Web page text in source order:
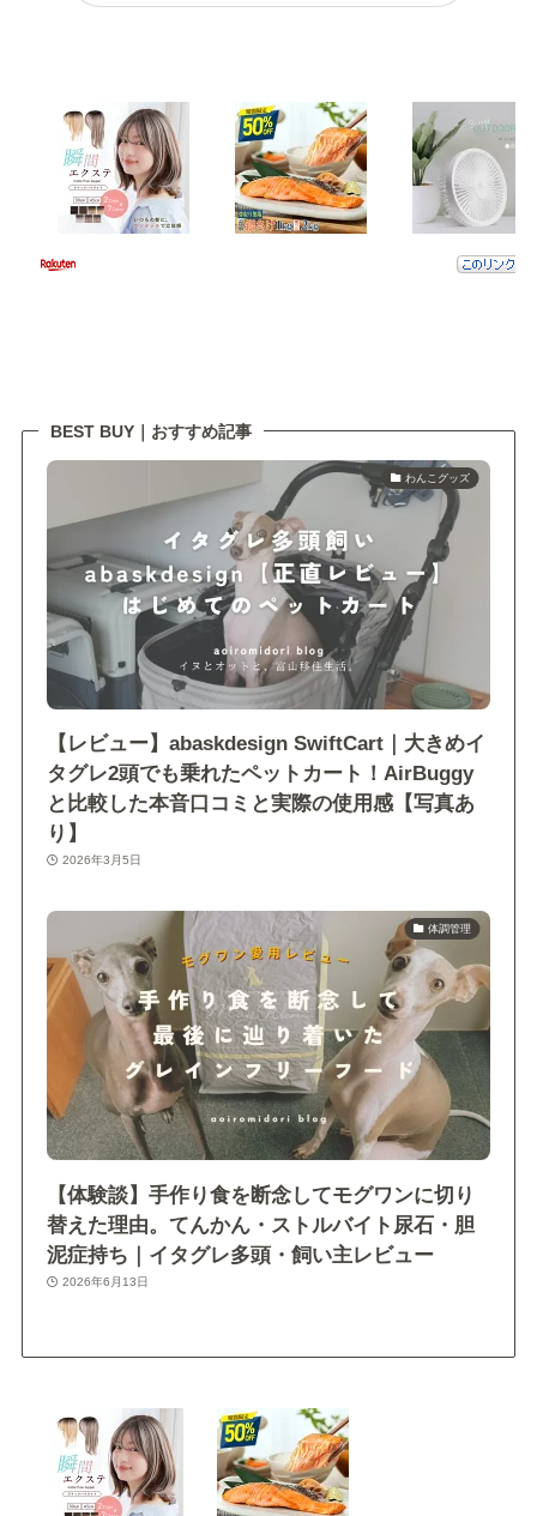
BEST BUY｜おすすめ記事
わんこグッズ
【レビュー】abaskdesign SwiftCart｜大きめイ
タグレ2頭でも乗れたペットカート！AirBuggy
と比較した本音口コミと実際の使用感【写真あ
り】
2026年3月5日
体調管理
【体験談】手作り食を断念してモグワンに切り
替えた理由。てんかん・ストルバイト尿石・胆
泥症持ち｜イタグレ多頭・飼い主レビュー
2026年6月13日